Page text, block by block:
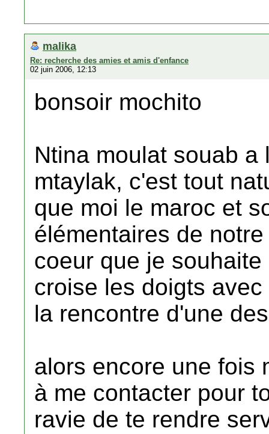
malika
Re: recherche des amies et amis d'enfance
02 juin 2006, 12:13
bonsoir mochito
Ntina moulat souab
mtaylak, c'est tout
que moi le maroc et
élémentaires de
coeur que je
croise les doigts
la rencontre d'une
alors encore une fois
à me contacter pour
ravie de te rendre